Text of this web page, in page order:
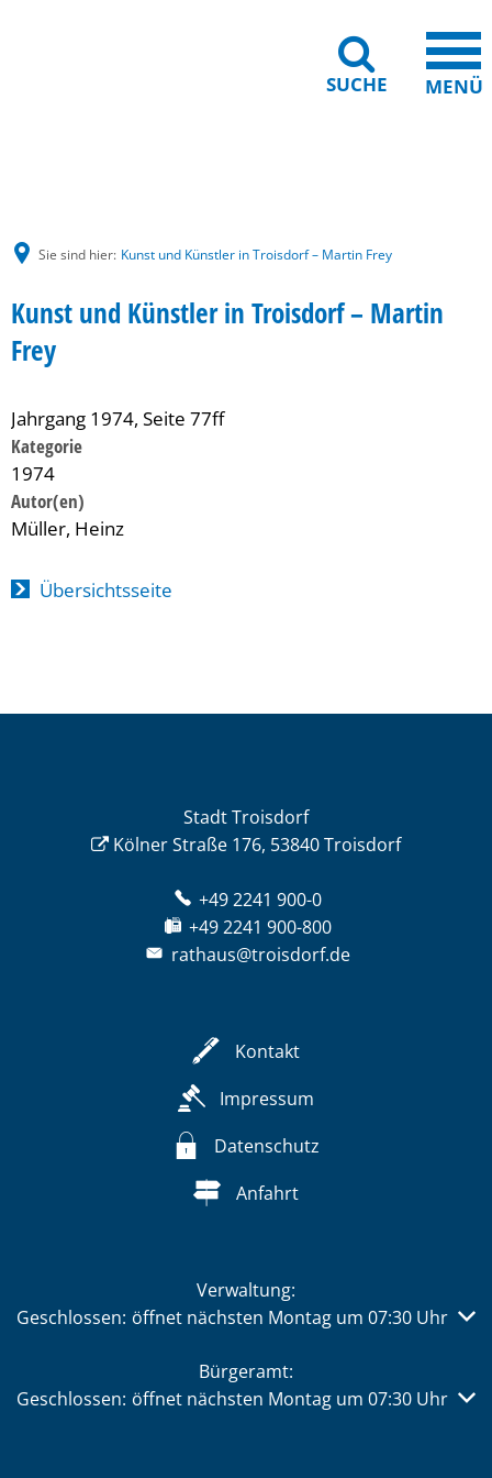
SUCHE MENÜ
Sie sind hier: Kunst und Künstler in Troisdorf – Martin Frey
Kunst und Künstler in Troisdorf – Martin
Frey
Jahrgang 1974, Seite 77ff
Kategorie
1974
Müller, Heinz
Übersichtsseite
Stadt Troisdorf
Kölner Straße 176, 53840 Troisdorf
+49 2241 900-0
+49 2241 900-800
rathaus@troisdorf.de
Kontakt
Impressum
Datenschutz
Anfahrt
Verwaltung:
Klicken, um weitere Öffnungs- oder Schließzeiten
Geschlossen: öffnet nächsten Montag um 07:30 Uhr
Bürgeramt:
Klicken, um weitere Öffnungs- oder Schließzeiten
Geschlossen: öffnet nächsten Montag um 07:30 Uhr